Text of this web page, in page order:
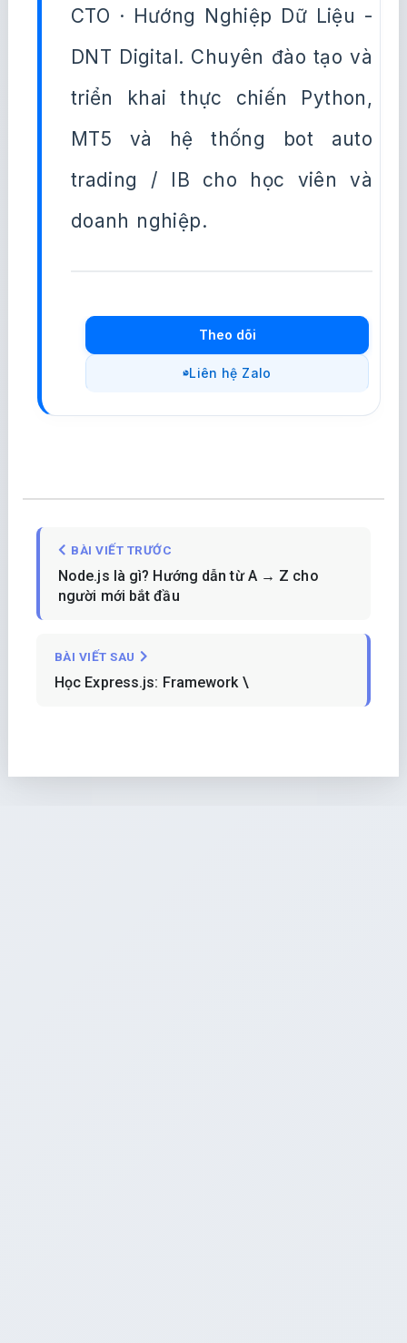
CTO · Hướng Nghiệp Dữ Liệu -
DNT Digital. Chuyên đào tạo và
triển khai thực chiến Python,
MT5 và hệ thống bot auto
trading / IB cho học viên và
doanh nghiệp.
Theo dõi
Liên hệ Zalo
BÀI VIẾT TRƯỚC
Node.js là gì? Hướng dẫn từ A → Z cho
người mới bắt đầu
BÀI VIẾT SAU
Học Express.js: Framework \